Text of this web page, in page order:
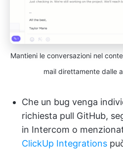
Mantieni le conversazioni nel
mail direttamente dalle
Che un bug venga
richiesta pull GitHub,
in Intercom o
ClickUp Integrations